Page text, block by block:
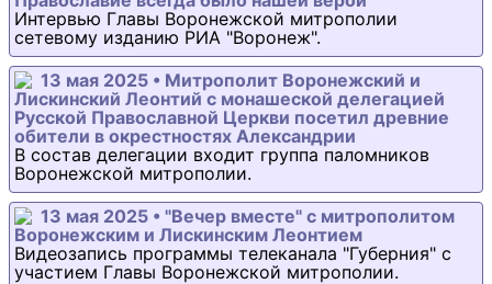
Интервью Главы Воронежской митрополии
сетевому изданию РИА "Воронеж".
13 мая 2025 • Митрополит Воронежский и
Лискинский Леонтий с монашеской делегацией
Русской Православной Церкви посетил древние
обители в окрестностях Александрии
В состав делегации входит группа паломников
Воронежской митрополии.
13 мая 2025 • "Вечер вместе" с митрополитом
Воронежским и Лискинским Леонтием
Видеозапись программы телеканала "Губерния" с
участием Главы Воронежской митрополии.